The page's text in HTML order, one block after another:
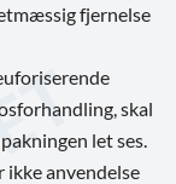
fjernelse
skal
let ses.
ikke anvendelse